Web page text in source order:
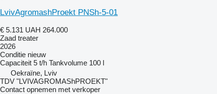
LvivAgromashProekt PNSh-5-01
€ 5.131 UAH 264.000
Zaad treater
2026
Conditie nieuw
Capaciteit 5 t/h Tankvolume 100 l
Oekraïne, Lviv
TDV "LVIVAGROMAShPROEKT"
Contact opnemen met verkoper